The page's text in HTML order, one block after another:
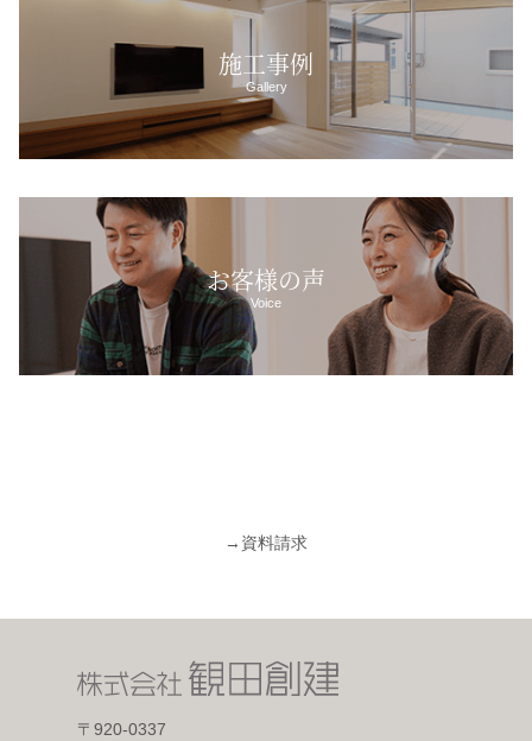
施工事例
Gallery
お客様の声
Voice
→ 資料請求
〒920-0337